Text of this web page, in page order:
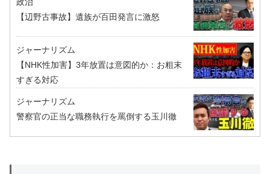
【辺野古事故】遺族が百田発言に激怒
ジャーナリズム
【NHK性加害】3年放置は意図的か：お粗末
すぎる対応
ジャーナリズム
警察官の正当な職務執行を罵倒する玉川徹